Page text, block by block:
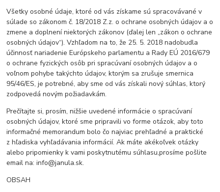
Všetky osobné údaje, ktoré od vás získame sú spracovávané v
súlade so zákonom č. 18/2018 Z.z. o ochrane osobných údajov a o
zmene a doplnení niektorých zákonov (ďalej len „zákon o ochrane
osobných údajov“). Vzhľadom na to, že 25. 5. 2018 nadobudla
účinnosť nariadenie Európskeho parlamentu a Rady EÚ 2016/679
o ochrane fyzických osôb pri spracúvaní osobných údajov a o
voľnom pohybe takýchto údajov, ktorým sa zrušuje smernica
95/46/ES, je potrebné, aby sme od vás získali nový súhlas, ktorý
zodpovedá novým požiadavkám.
Prečítajte si, prosím, nižšie uvedené informácie o spracúvaní
osobných údajov, ktoré sme pripravili vo forme otázok, aby toto
informačné memorandum bolo čo najviac prehľadné a praktické
z hľadiska vyhľadávania informácií. Ak máte akékoľvek otázky
alebo pripomienky k vami poskytnutému súhlasu,prosíme pošlite
email na: info@janula.sk.
OBSAH